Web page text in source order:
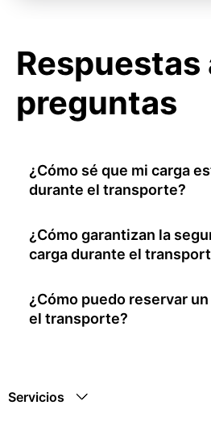
Respuestas
preguntas
¿Cómo sé que mi carga
durante el transporte?
¿Cómo garantizan la
carga durante el
¿Cómo puedo reservar
el transporte?
Servicios